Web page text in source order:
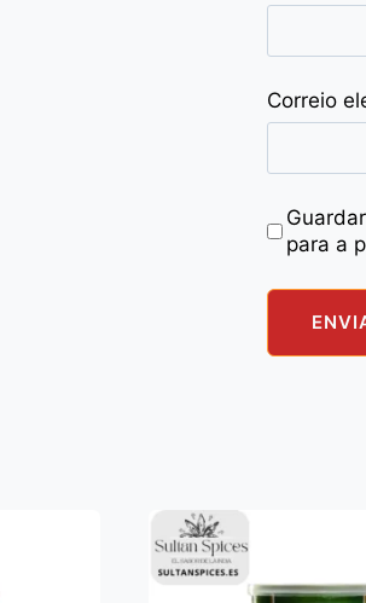
Correio
para a